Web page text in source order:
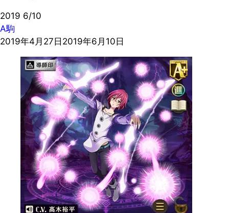
2019 6/10
A駒
2019年4月27日 2019年6月10日